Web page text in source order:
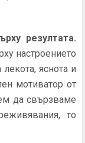
резултата.
настроението
яснота и
мотиватор от
да свързваме
то